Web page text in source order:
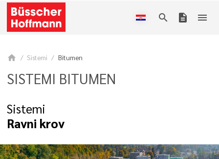
search description menu
home Sistemi Bitumen
SISTEMI BITUMEN
Sistemi
Ravni krov